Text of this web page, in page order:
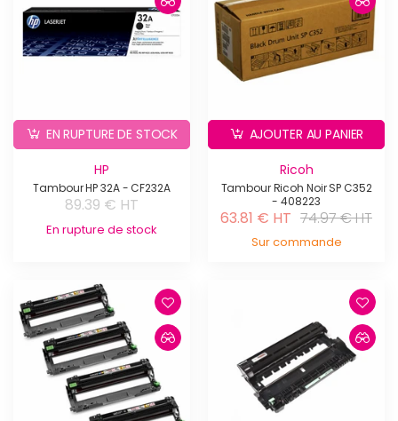
HP
Tambour HP 32A - CF232A
89.39 € HT
En rupture de stock
EN RUPTURE DE STOCK
Ricoh
Tambour Ricoh Noir SP C352
- 408223
63.81 € HT 74.97 € HT
Sur commande
AJOUTER AU PANIER